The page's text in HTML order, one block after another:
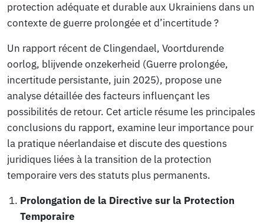
protection adéquate et durable aux Ukrainiens dans un
contexte de guerre prolongée et d’incertitude ?
Un rapport récent de Clingendael,Voortdurende
oorlog, blijvende onzekerheid (Guerre prolongée,
incertitude persistante, juin 2025), propose une
analyse détaillée des facteurs influençant les
possibilités de retour. Cet article résume les principales
conclusions du rapport, examine leur importance pour
la pratique néerlandaise et discute des questions
juridiques liées à la transition de la protection
temporaire vers des statuts plus permanents.
Prolongation de la Directive sur la Protection
Temporaire